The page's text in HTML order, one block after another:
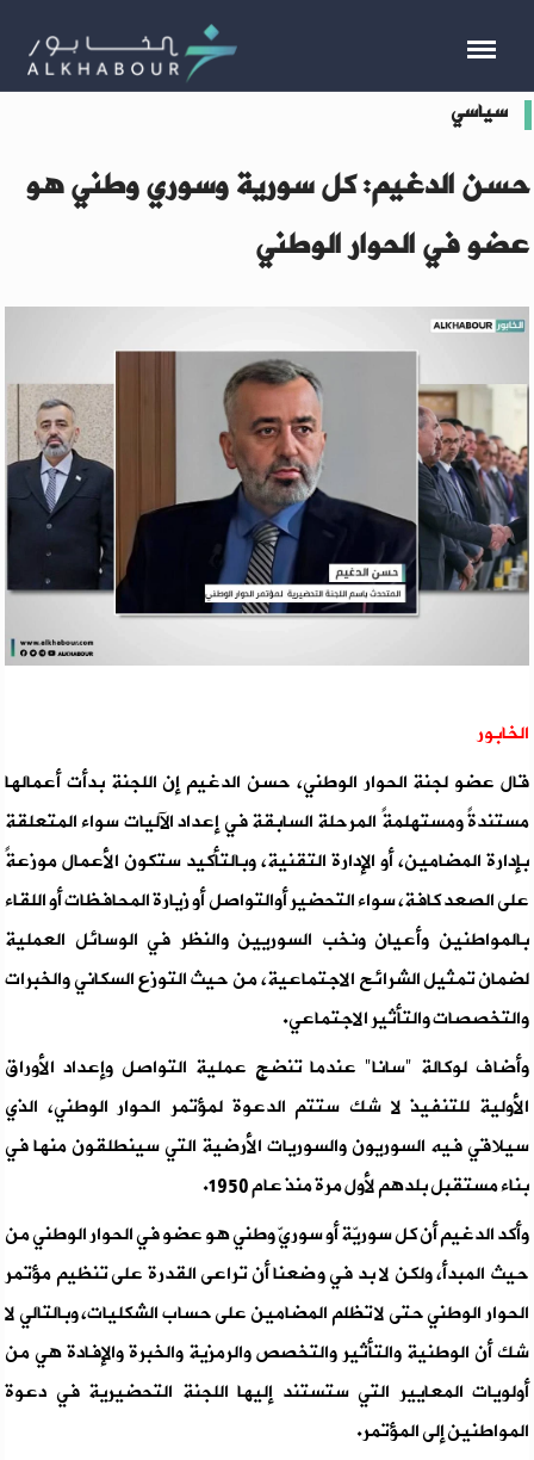
سياسي
حسن الدغيم: كل سورية وسوري وطني هو
عضو في الحوار الوطني
الخابور
قال عضو لجنة الحوار الوطني، حسن الدغيم إن اللجنة بدأت أعمالها
مستندةً ومستهلمةً المرحلة السابقة في إعداد الآليات سواء المتعلقة
بإدارة المضامين، أو الإدارة التقنية، وبالتأكيد ستكون الأعمال موزعةً
على الصعد كافة، سواء التحضير أوالتواصل أو زيارة المحافظات أو اللقاء
بالمواطنين وأعيان ونخب السوريين والنظر في الوسائل العملية
لضمان تمثيل الشرائح الاجتماعية، من حيث التوزع السكاني والخبرات
والتخصصات والتأثير الاجتماعي.
وأضاف لوكالة "سانا" عندما تنضج عملية التواصل وإعداد الأوراق
الأولية للتنفيذ لا شك ستتم الدعوة لمؤتمر الحوار الوطني، الذي
سيلاقي فيه السوريون والسوريات الأرضية التي سينطلقون منها في
بناء مستقبل بلدهم لأول مرة منذ عام 1950.
وأكد الدغيم أن كل سوريّة أو سوريّ وطني هو عضو في الحوار الوطني من
حيث المبدأ، ولكن لا بد في وضعنا أن تراعى القدرة على تنظيم مؤتمر
الحوار الوطني حتى لا تظلم المضامين على حساب الشكليات، وبالتالي لا
شك أن الوطنية والتأثير والتخصص والرمزية والخبرة والإفادة هي من
أولويات المعايير التي ستستند إليها اللجنة التحضيرية في دعوة
المواطنين إلى المؤتمر.